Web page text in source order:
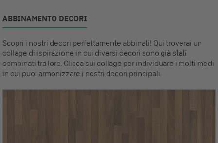
ABBINAMENTO DECORI
Scopri i nostri decori perfettamente abbinati! Qui troverai un
collage di ispirazione in cui diversi decori sono già stati
combinati tra loro. Clicca sui collage per individuare i molti modi
in cui puoi armonizzare i nostri decori principali.